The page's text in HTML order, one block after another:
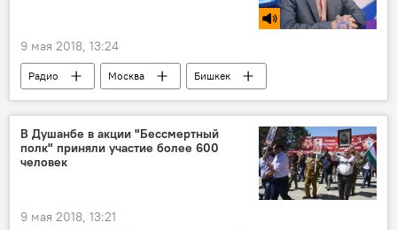
9 мая 2018, 13:24
Радио Москва
Бишкек
СССР
война прадеды
В Душанбе в акции "Бессмертный
полк" приняли участие более 600
человек
9 мая 2018, 13:21